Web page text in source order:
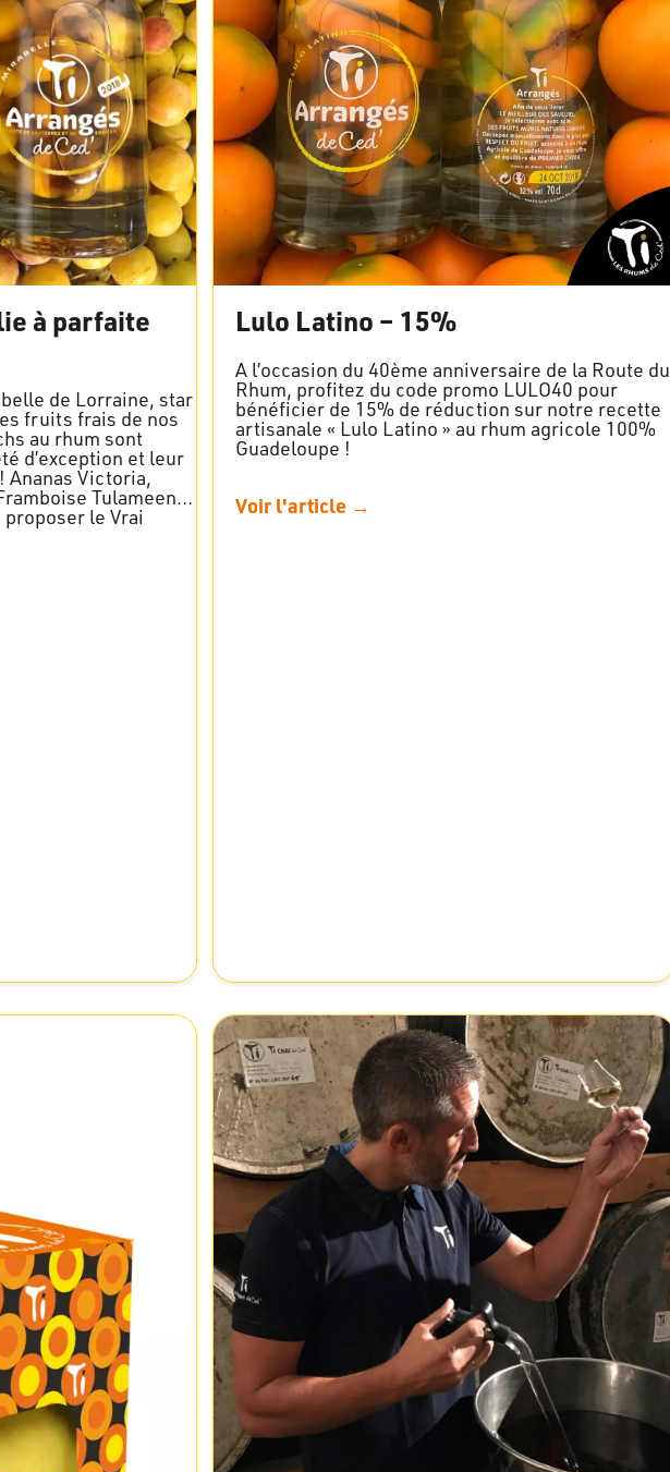
à parfaite
de Lorraine, star
fruits frais de nos
au rhum sont
d’exception et leur
Victoria,
Tulameen…
le Vrai
Lulo Latino – 15%
A l’occasion du 40ème anniversaire de la Route du
Rhum, profitez du code promo LULO40 pour
bénéficier de 15% de réduction sur notre recette
artisanale « Lulo Latino » au rhum agricole 100%
Guadeloupe !
Voir l'article →